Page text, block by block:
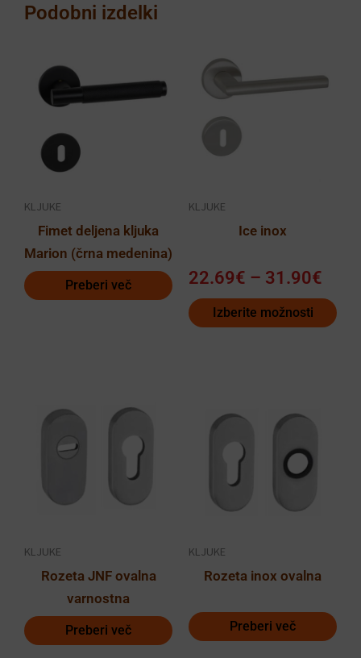
Podobni izdelki
KLJUKE
Fimet deljena kljuka
Marion (črna medenina)
Preberi več
KLJUKE
Ice inox
22.69€ – 31.90€
Izberite možnosti
izdelek
ima
več
različic.
izberete
izdelka
KLJUKE
Rozeta JNF ovalna
varnostna
Preberi več
KLJUKE
Rozeta inox ovalna
Preberi več